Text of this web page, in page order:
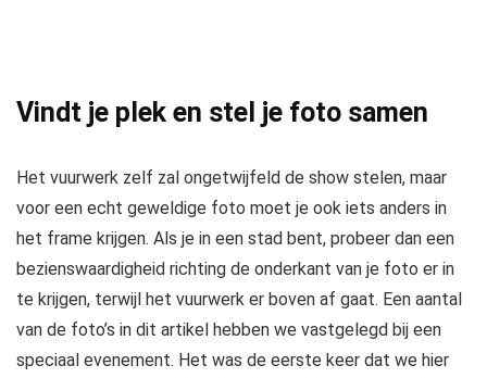
Vindt je plek en stel je foto samen
Het vuurwerk zelf zal ongetwijfeld de show stelen, maar
voor een echt geweldige foto moet je ook iets anders in
het frame krijgen. Als je in een stad bent, probeer dan een
bezienswaardigheid richting de onderkant van je foto er in
te krijgen, terwijl het vuurwerk er boven af gaat. Een aantal
van de foto’s in dit artikel hebben we vastgelegd bij een
speciaal evenement. Het was de eerste keer dat we hier